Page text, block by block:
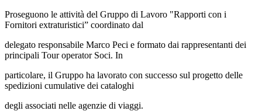
Proseguono le attività del Gruppo di Lavoro "Rapporti con i
Fornitori extraturistici” coordinato dal
delegato responsabile Marco Peci e formato dai rappresentanti dei
principali Tour operator Soci. In
particolare, il Gruppo ha lavorato con successo sul progetto delle
spedizioni cumulative dei cataloghi
degli associati nelle agenzie di viaggi.